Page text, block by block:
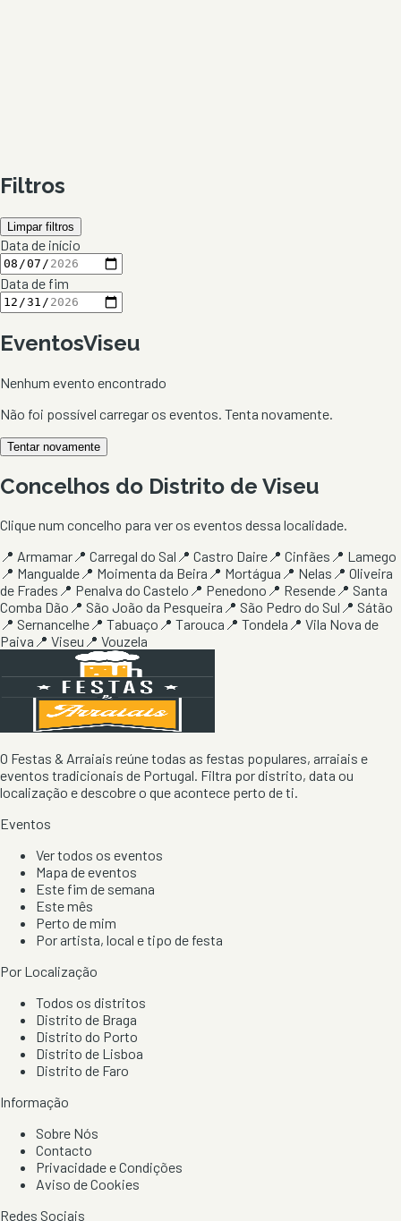
Filtros
Limpar filtros
Data de início
Data de fim
EventosViseu
Nenhum evento encontrado
Não foi possível carregar os eventos. Tenta novamente.
Tentar novamente
Concelhos do Distrito de Viseu
Clique num concelho para ver os eventos dessa localidade.
📍 Armamar 📍 Carregal do Sal 📍 Castro Daire 📍 Cinfães 📍 Lamego
📍 Mangualde 📍 Moimenta da Beira 📍 Mortágua 📍 Nelas 📍 Oliveira
de Frades 📍 Penalva do Castelo 📍 Penedono 📍 Resende 📍 Santa
Comba Dão 📍 São João da Pesqueira 📍 São Pedro do Sul 📍 Sátão
📍 Sernancelhe 📍 Tabuaço 📍 Tarouca 📍 Tondela 📍 Vila Nova de
Paiva 📍 Viseu 📍 Vouzela
O Festas & Arraiais reúne todas as festas populares, arraiais e
eventos tradicionais de Portugal. Filtra por distrito, data ou
localização e descobre o que acontece perto de ti.
Eventos
Ver todos os eventos
Mapa de eventos
Este fim de semana
Este mês
Perto de mim
Por artista, local e tipo de festa
Por Localização
Todos os distritos
Distrito de Braga
Distrito do Porto
Distrito de Lisboa
Distrito de Faro
Informação
Sobre Nós
Contacto
Privacidade e Condições
Aviso de Cookies
Redes Sociais